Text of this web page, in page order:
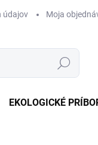
údajov Moja
Hľadať
EKOLOGICKÉ